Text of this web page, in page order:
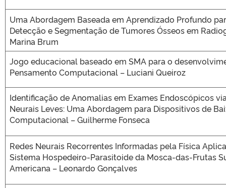
Uma Abordagem Baseada em Aprendizado Profundo
Detecção e Segmentação de Tumores Ósseos em
Marina Brum
Jogo educacional baseado em SMA para o
Pensamento Computacional – Luciani Queiroz
Identificação de Anomalias em Exames Endoscópicos
Neurais Leves: Uma Abordagem para Dispositivos de
Computacional – Guilherme Fonseca
Redes Neurais Recorrentes Informadas pela Física
Sistema Hospedeiro-Parasitoide da Mosca-das-Frutas
Americana – Leonardo Gonçalves